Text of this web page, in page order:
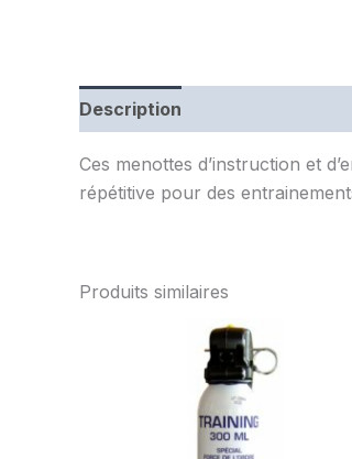
Description
Ces menottes d’instruction et
répétitive pour des
Produits similaires